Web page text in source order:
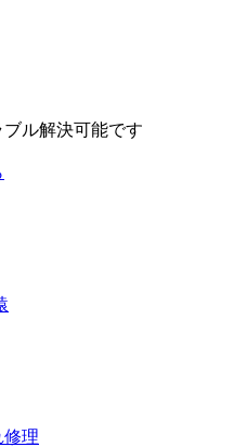
ル解決可能です
修理